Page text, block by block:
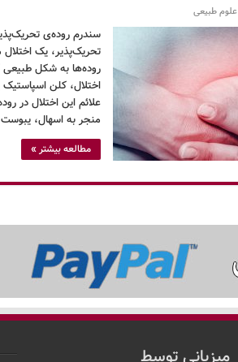
علوم طبیعی
تحریک‌پذیر، یک
روده‌ها به شکل طبیعی
اختلال، کلن اسپاستیک
علائم این اختلال در
منجر به اسهال،
مطالعه بیشتر »
میزبانی توسط